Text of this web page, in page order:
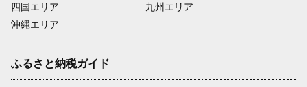
四国エリア
沖縄エリア
九州エリア
ふるさと納税ガイド